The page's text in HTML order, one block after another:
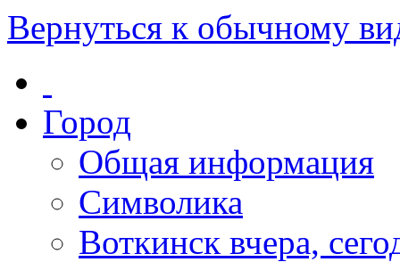
Вернуться к обычному
Город
Общая информация
Символика
Воткинск вчера,